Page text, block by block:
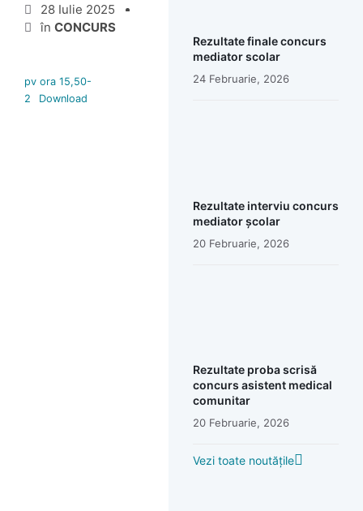
28 Iulie 2025
în CONCURS
pv ora 15,50-
2
Download
Rezultate finale concurs
mediator scolar
24 Februarie, 2026
Rezultate interviu concurs
mediator școlar
20 Februarie, 2026
Rezultate proba scrisă
concurs asistent medical
comunitar
20 Februarie, 2026
Vezi toate noutățile